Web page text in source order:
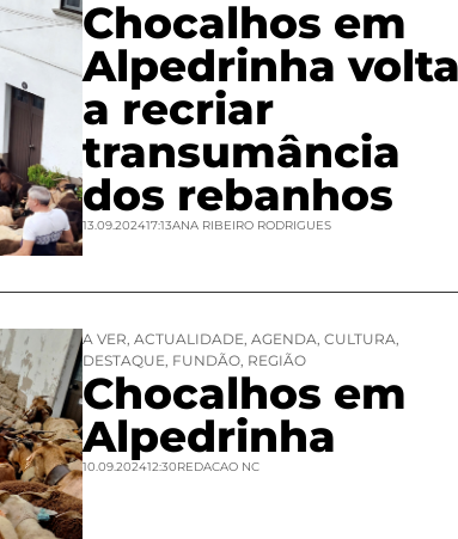
Chocalhos em
Alpedrinha
a recriar
transumância
dos rebanhos
13.09.202417:13ANA RIBEIRO RODRIGUES
A VER, ACTUALIDADE, AGENDA, CULTURA,
DESTAQUE, FUNDÃO, REGIÃO
Chocalhos em
Alpedrinha
10.09.202412:30REDACAO NC